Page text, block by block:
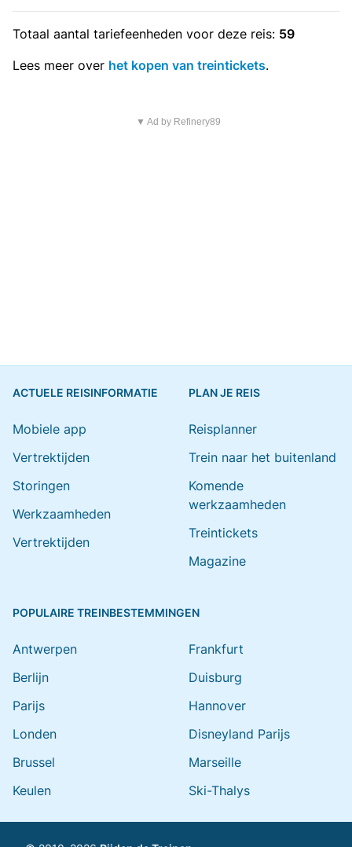
Totaal aantal tariefeenheden voor deze reis: 59
Lees meer over het kopen van treintickets.
▼ Ad by Refinery89
ACTUELE REISINFORMATIE
Mobiele app
Vertrektijden
Storingen
Werkzaamheden
Vertrektijden
PLAN JE REIS
Reisplanner
Trein naar het buitenland
Komende
werkzaamheden
Treintickets
Magazine
POPULAIRE TREINBESTEMMINGEN
Antwerpen
Berlijn
Parijs
Londen
Brussel
Keulen
Frankfurt
Duisburg
Hannover
Disneyland Parijs
Marseille
Ski-Thalys